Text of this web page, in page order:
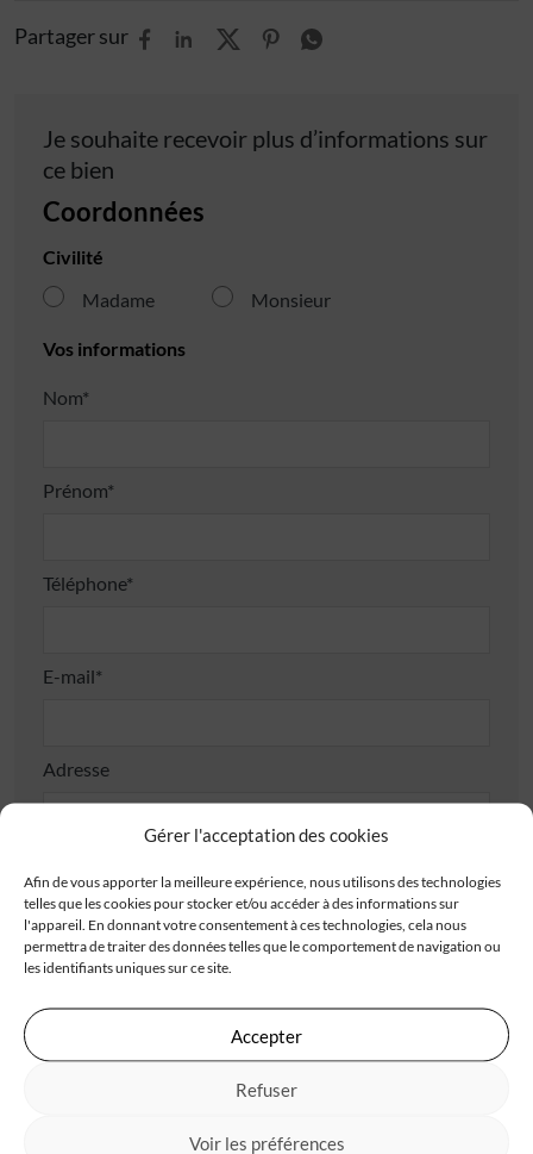
Gérer l'acceptation des cookies
Afin de vous apporter la meilleure expérience, nous utilisons des technologies
telles que les cookies pour stocker et/ou accéder à des informations sur
l'appareil. En donnant votre consentement à ces technologies, cela nous
permettra de traiter des données telles que le comportement de navigation ou
les identifiants uniques sur ce site.
Accepter
Refuser
Voir les préférences
Partager sur
Je souhaite recevoir plus d’informations sur
ce bien
Coordonnées
Civilité
Madame
Monsieur
Vos informations
Nom*
Prénom*
Téléphone*
E-mail*
Adresse
Code postal*
J'accepte de recevoir les offres d'IGC